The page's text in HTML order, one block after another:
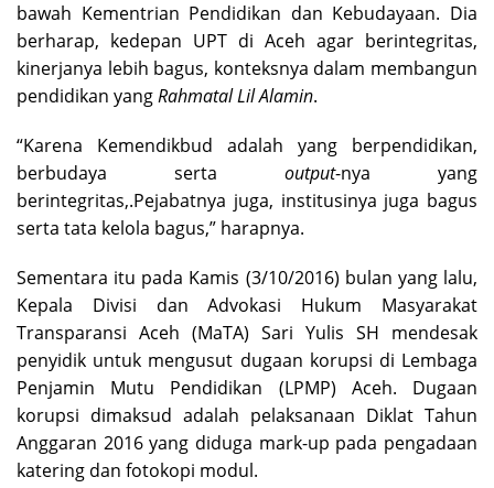
bawah Kementrian Pendidikan dan Kebudayaan. Dia
berharap, kedepan UPT di Aceh agar berintegritas,
kinerjanya lebih bagus, konteksnya dalam membangun
pendidikan yangRahmatal Lil Alamin.
“Karena Kemendikbud adalah yang berpendidikan,
berbudaya serta output-nya yang
berintegritas,.Pejabatnya juga, institusinya juga bagus
serta tata kelola bagus,” harapnya.
Sementara itu pada Kamis (3/10/2016) bulan yang lalu,
Kepala Divisi dan Advokasi Hukum Masyarakat
Transparansi Aceh (MaTA) Sari Yulis SH mendesak
penyidik untuk mengusut dugaan korupsi di Lembaga
Penjamin Mutu Pendidikan (LPMP) Aceh. Dugaan
korupsi dimaksud adalah pelaksanaan Diklat Tahun
Anggaran 2016 yang diduga mark-up pada pengadaan
katering dan fotokopi modul.